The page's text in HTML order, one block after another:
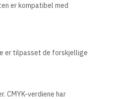
er kompatibel med
er tilpasset de forskjellige
CMYK-verdiene har